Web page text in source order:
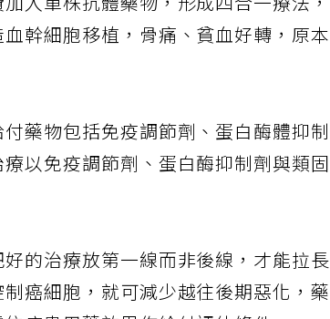
入單株抗體藥物，形成四合一療法，
幹細胞移植，骨痛、貧血好轉，原本
藥物包括免疫調節劑、蛋白酶體抑制
以免疫調節劑、蛋白酶抑制劑與類固
的治療放第一線而非後線，才能拉長
癌細胞，就可減少越往後期惡化，藥